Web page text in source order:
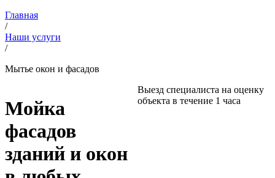
Главная
/
Наши услуги
/
Мытье окон и фасадов
Мойка
фасадов
зданий и окон
Выезд специалиста на оценку
объекта в течение 1 часа